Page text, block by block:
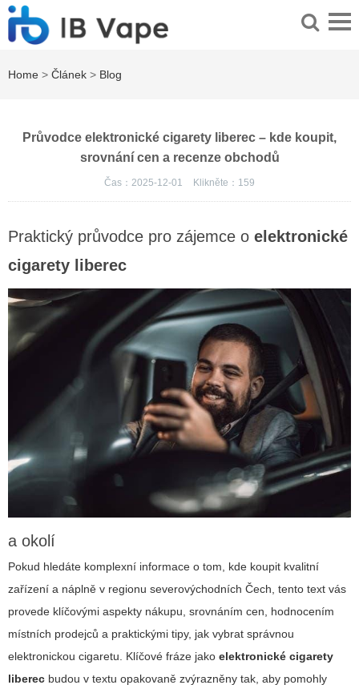
Home > Článek > Blog
Průvodce elektronické cigarety liberec – kde koupit,
srovnání cen a recenze obchodů
Čas：2025-12-01 Klikněte： 159
Praktický průvodce pro zájemce o elektronické
cigarety liberec
a okolí
Pokud hledáte komplexní informace o tom, kde koupit kvalitní
zařízení a náplně v regionu severovýchodních Čech, tento text vás
provede klíčovými aspekty nákupu, srovnáním cen, hodnocením
místních prodejců a praktickými tipy, jak vybrat správnou
elektronickou cigaretu. Klíčové fráze jako elektronické cigarety
liberec budou v textu opakovaně zvýrazněny tak, aby pomohly